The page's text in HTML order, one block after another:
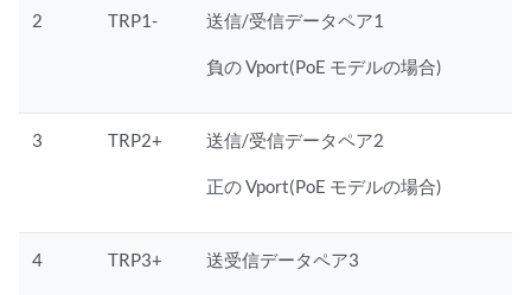
2 TRP1- 送信/受信データペア1
負の Vport(PoE モデルの場合)
3 TRP2+ 送信/受信データペア2
正の Vport(PoE モデルの場合)
4 TRP3+ 送受信データペア3